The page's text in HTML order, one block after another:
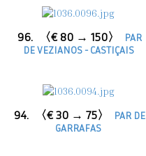
96. 〈€ 80 → 150〉
PAR
DE VEZIANOS - CASTIÇAIS
94. 〈€ 30 → 75〉
PAR DE
GARRAFAS